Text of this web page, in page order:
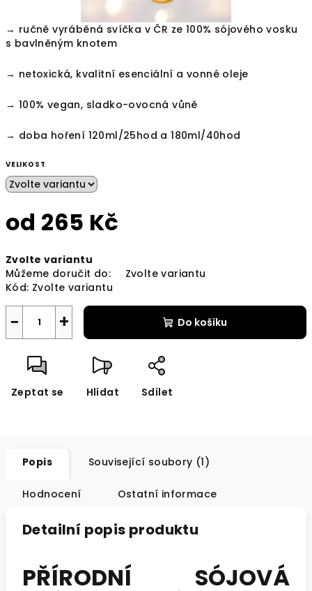
→ ručně vyráběná svíčka v ČR ze 100% sójového vosku
s bavlněným knotem
→ netoxická, kvalitní esenciální a vonné oleje
→ 100% vegan, sladko-ovocná vůně
→ doba hoření 120ml/25hod a 180ml/40hod
VELIKOST
od 265 Kč
cena:
Zvolte variantu
Můžeme doručit do:
Zvolte variantu
Kód: Zvolte variantu
+
− Do košíku
Zeptat se Hlídat Sdílet
Popis Související soubory (1)
Hodnocení Ostatní informace
Detailní popis produktu
PŘÍRODNÍ SÓJOVÁ